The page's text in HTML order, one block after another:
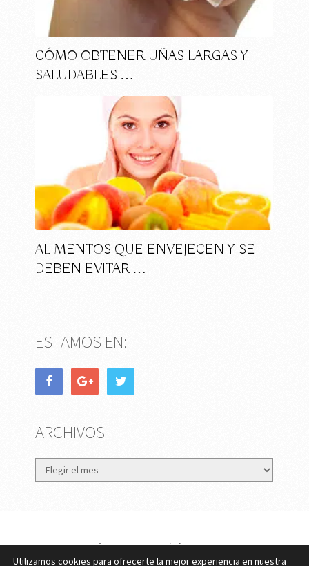
CÓMO OBTENER UÑAS LARGAS Y
SALUDABLES …
ALIMENTOS QUE ENVEJECEN Y SE
DEBEN EVITAR …
ESTAMOS EN:
ARCHIVOS
Archivos
eMujer.comCopyright © 2026.
Utilizamos cookies para ofrecerte la mejor experiencia en nuestra